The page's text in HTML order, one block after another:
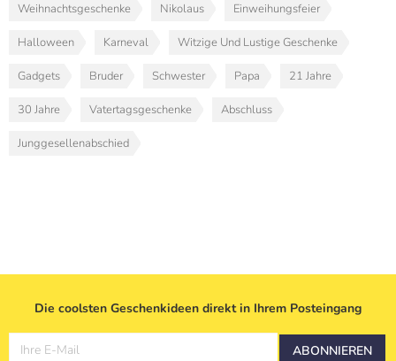
Weihnachtsgeschenke Nikolaus Einweihungsfeier
Halloween Karneval Witzige Und Lustige Geschenke
Gadgets Bruder Schwester Papa 21 Jahre
30 Jahre Vatertagsgeschenke Abschluss
Junggesellenabschied
Die coolsten Geschenkideen direkt in Ihrem Posteingang
Ihre E-Mail ABONNIEREN